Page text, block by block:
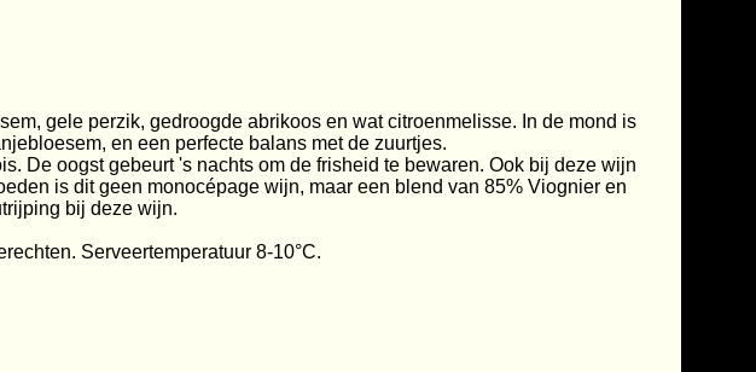
gele perzik, gedroogde abrikoos en wat citroenmelisse. In de mond is
en een perfecte balans met de zuurtjes.
De oogst gebeurt 's nachts om de frisheid te bewaren. Ook bij deze wijn
is dit geen monocépage wijn, maar een blend van 85% Viognier en
bij deze wijn.
Serveertemperatuur 8-10°C.